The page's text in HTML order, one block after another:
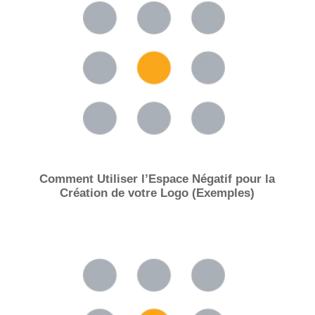
Comment Utiliser l’Espace Négatif pour la
Création de votre Logo (Exemples)